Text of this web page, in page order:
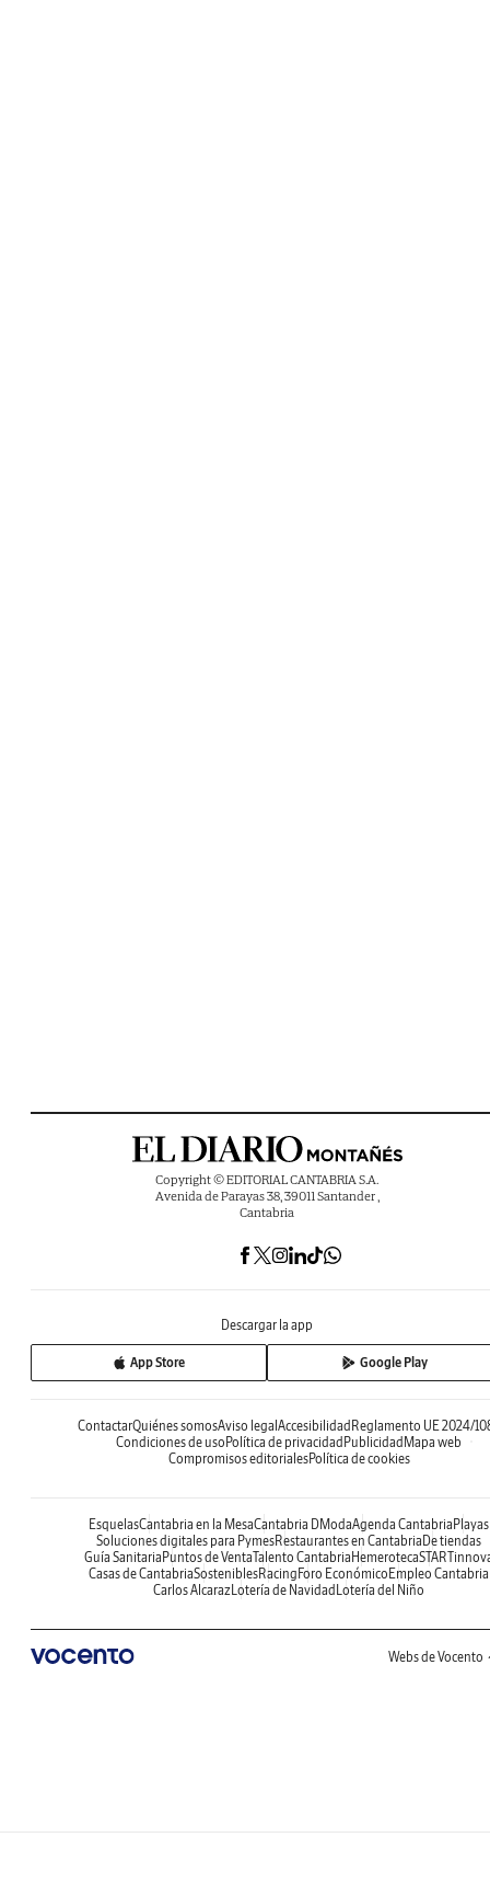
Copyright © EDITORIAL CANTABRIA S.A.
Avenida de Parayas 38, 39011 Santander ,
Cantabria
Descargar la app
App Store Google Play
ContactarQuiénes somosAviso legalAccesibilidadReglamento UE 2024/
Condiciones de usoPolítica de privacidadPublicidadMapa web
Compromisos editorialesPolítica de cookies
EsquelasCantabria en la MesaCantabria DModaAgenda CantabriaPlayas
Soluciones digitales para PymesRestaurantes en CantabriaDe tiendas
Guía SanitariaPuntos de VentaTalento CantabriaHemeroteca
Casas de CantabriaSosteniblesRacingForo EconómicoEmpleo Cantabria
Carlos AlcarazLotería de NavidadLotería del Niño
Webs de Vocento